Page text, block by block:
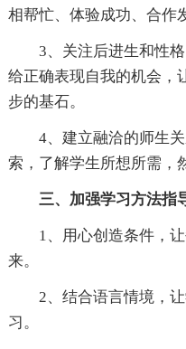
相帮忙、体验成功、合作
3、关注后进生和性格
给正确表现自我的机会，
步的基石。
4、建立融洽的师生关
索，了解学生所想所需，
三、加强学习方法指导
1、用心创造条件，让
来。
2、结合语言情境，让
习。